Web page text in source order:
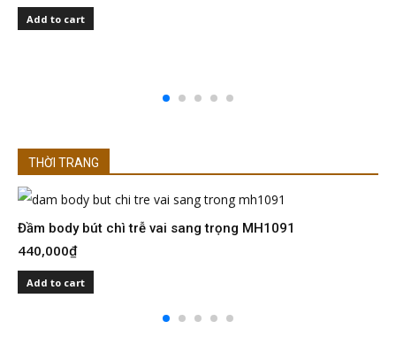
Add to cart
THỜI TRANG
Đầm body bút chì trễ vai sang trọng MH1091
440,000₫
Add to cart